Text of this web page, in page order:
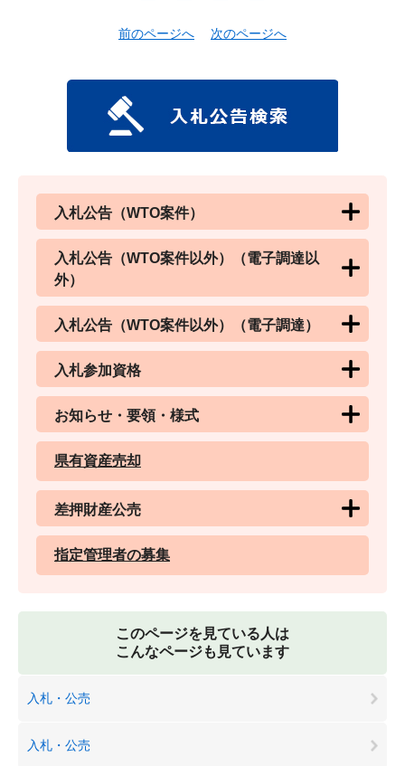
前のページへ 次のページへ
入札公告（WTO案件）
入札公告（WTO案件以外）（電子調達以
外）
入札公告（WTO案件以外）（電子調達）
入札参加資格
お知らせ・要領・様式
県有資産売却
差押財産公売
指定管理者の募集
このページを見ている人は
こんなページも見ています
入札・公売
入札・公売